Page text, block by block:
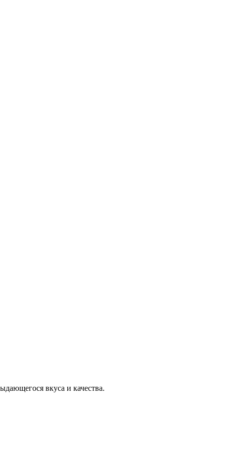
вкуса и качества.